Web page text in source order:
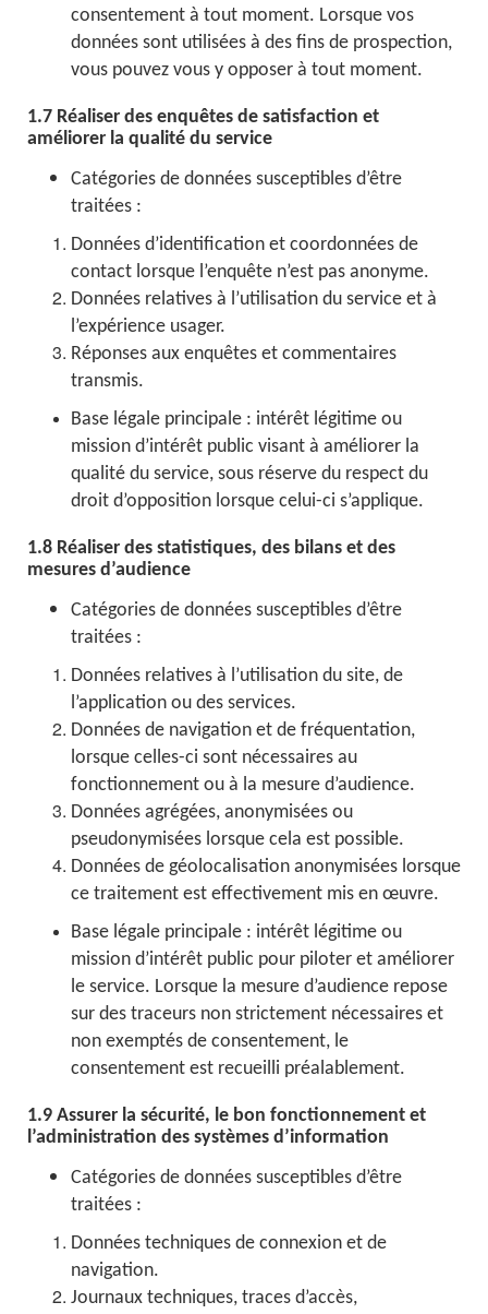
consentement à tout moment. Lorsque vos
données sont utilisées à des fins de prospection,
vous pouvez vous y opposer à tout moment.
1.7 Réaliser des enquêtes de satisfaction et
améliorer la qualité du service
Catégories de données susceptibles d’être
traitées :
Données d’identification et coordonnées de
contact lorsque l’enquête n’est pas anonyme.
Données relatives à l’utilisation du service et à
l’expérience usager.
Réponses aux enquêtes et commentaires
transmis.
Base légale principale : intérêt légitime ou
mission d’intérêt public visant à améliorer la
qualité du service, sous réserve du respect du
droit d’opposition lorsque celui-ci s’applique.
1.8 Réaliser des statistiques, des bilans et des
mesures d’audience
Catégories de données susceptibles d’être
traitées :
Données relatives à l’utilisation du site, de
l’application ou des services.
Données de navigation et de fréquentation,
lorsque celles-ci sont nécessaires au
fonctionnement ou à la mesure d’audience.
Données agrégées, anonymisées ou
pseudonymisées lorsque cela est possible.
Données de géolocalisation anonymisées lorsque
ce traitement est effectivement mis en œuvre.
Base légale principale : intérêt légitime ou
mission d’intérêt public pour piloter et améliorer
le service. Lorsque la mesure d’audience repose
sur des traceurs non strictement nécessaires et
non exemptés de consentement, le
consentement est recueilli préalablement.
1.9 Assurer la sécurité, le bon fonctionnement et
l’administration des systèmes d’information
Catégories de données susceptibles d’être
traitées :
Données techniques de connexion et de
navigation.
Journaux techniques, traces d’accès,